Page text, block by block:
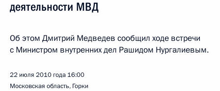
деятельности МВД
Об этом Дмитрий Медведев сообщил ходе встречи
с Министром внутренних дел Рашидом Нургалиевым.
22 июля 2010 года 16:00
Московская область, Горки